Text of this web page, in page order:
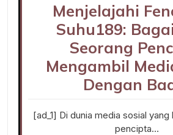
Menjelajahi
Suhu189:
Seorang
Mengambil
Dengan
[ad_1] Di dunia media sosial
pencipta…